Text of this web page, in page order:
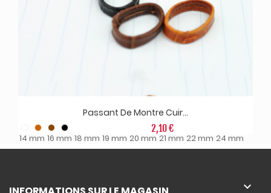
Passant De Montre Cuir...
14 mm 16 mm 18 mm 19 mm 20 mm 21 mm 22 mm 24 mm
2,10 €
